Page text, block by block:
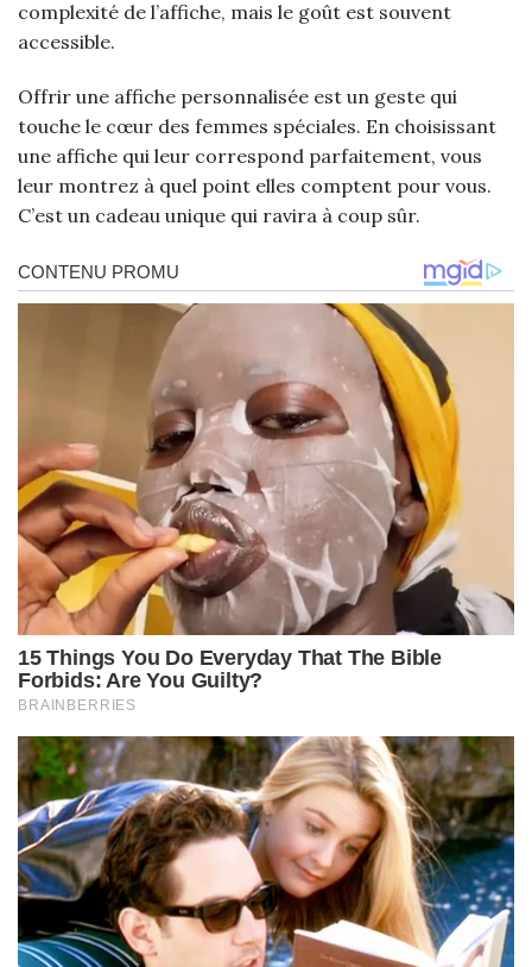
complexité de l’affiche, mais le goût est souvent
accessible.
Offrir une affiche personnalisée est un geste qui
touche le cœur des femmes spéciales. En choisissant
une affiche qui leur correspond parfaitement, vous
leur montrez à quel point elles comptent pour vous.
C’est un cadeau unique qui ravira à coup sûr.